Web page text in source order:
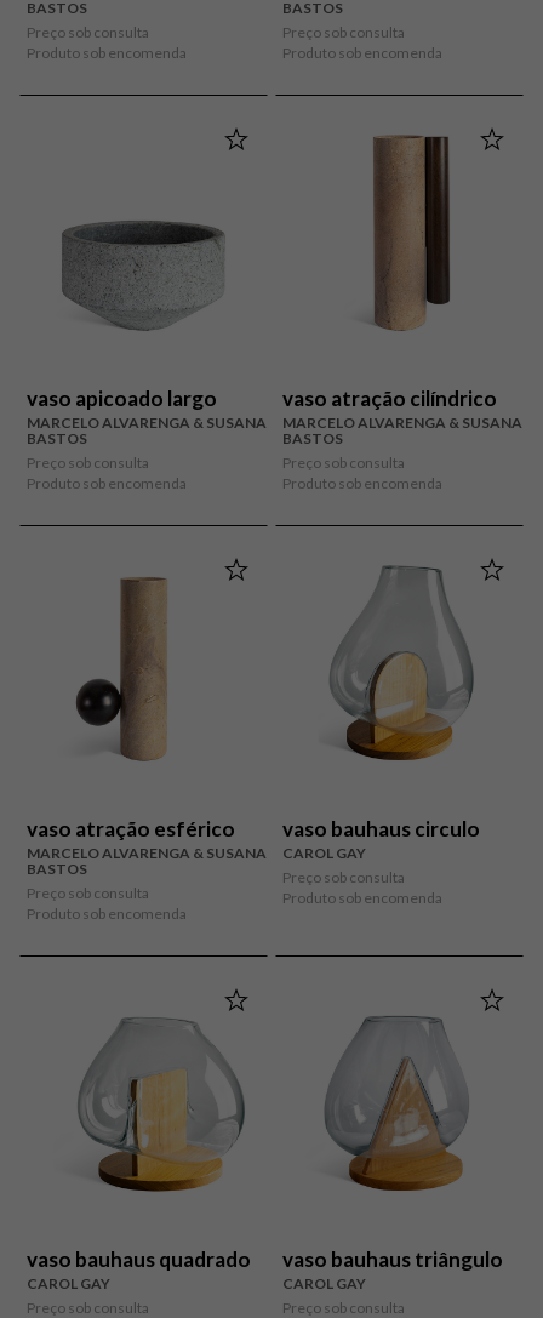
BASTOS
Preço sob consulta
Produto sob encomenda
BASTOS
Preço sob consulta
Produto sob encomenda
vaso apicoado largo
MARCELO ALVARENGA & SUSANA
BASTOS
Preço sob consulta
Produto sob encomenda
vaso atração cilíndrico
MARCELO ALVARENGA & SUSANA
BASTOS
Preço sob consulta
Produto sob encomenda
vaso atração esférico
MARCELO ALVARENGA & SUSANA
BASTOS
Preço sob consulta
Produto sob encomenda
vaso bauhaus circulo
CAROL GAY
Preço sob consulta
Produto sob encomenda
vaso bauhaus quadrado
CAROL GAY
Preço sob consulta
vaso bauhaus triângulo
CAROL GAY
Preço sob consulta